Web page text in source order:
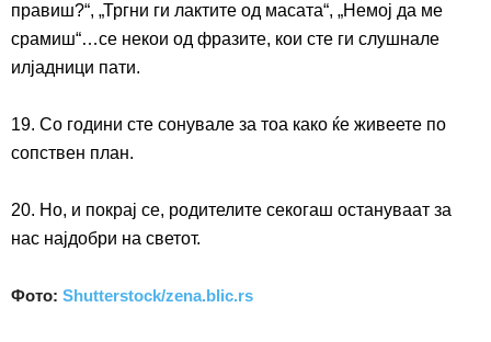
правиш?“, „Тргни ги лактите од масата“, „Немој да ме
срамиш“…се некои од фразите, кои сте ги слушнале
илјадници пати.
19. Со години сте сонувале за тоа како ќе живеете по
сопствен план.
20. Но, и покрај се, родителите секогаш остануваат за
нас најдобри на светот.
Фото: Shutterstock/zena.blic.rs